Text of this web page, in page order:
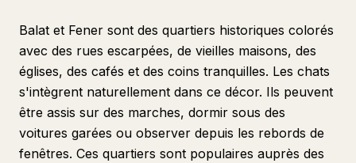
Balat et Fener sont des quartiers historiques colorés
avec des rues escarpées, de vieilles maisons, des
églises, des cafés et des coins tranquilles. Les chats
s'intègrent naturellement dans ce décor. Ils peuvent
être assis sur des marches, dormir sous des
voitures garées ou observer depuis les rebords de
fenêtres. Ces quartiers sont populaires auprès des